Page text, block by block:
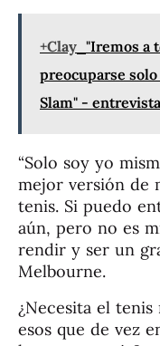
+Clay "Iremos a
preocuparse
Slam" -
“Solo soy yo
mejor versión de
tenis. Si puedo
aún, pero no es
rendir y ser un
Melbourne.
¿Necesita el
esos que de vez